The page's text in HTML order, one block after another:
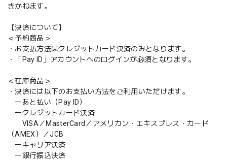
きかねます。
【決済について】
＜予約商品＞
・お支払方法はクレジットカード決済のみとなります。
・「Pay ID」アカウントへのログインが必須となります。
＜在庫商品＞
・決済には以下のお支払い方法をご利用いただけます。
ーあと払い（Pay ID）
ークレジットカード決済
VISA／MasterCard／アメリカン・エキスプレス・カード
（AMEX）／JCB
ーキャリア決済
ー銀行振込決済